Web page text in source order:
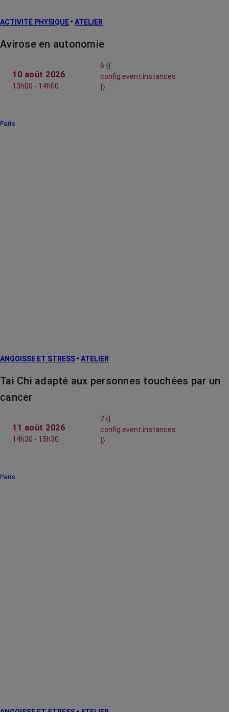
ACTIVITÉ PHYSIQUE • ATELIER
Avirose en autonomie
10 août 2026
13h00 - 14h00
6 {{
config.event.instances
}}
Paris
ANGOISSE ET STRESS • ATELIER
Tai Chi adapté aux personnes touchées par un
cancer
11 août 2026
14h30 - 15h30
2 {{
config.event.instances
}}
Paris